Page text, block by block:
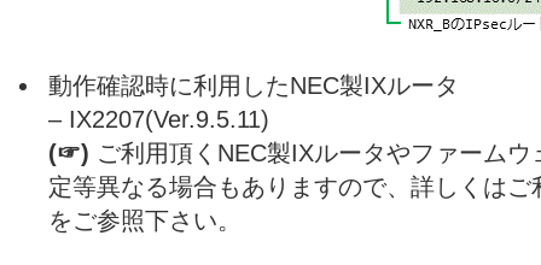
動作確認時に利用したNEC製IXルータ
– IX2207(Ver.9.5.11)
(☞) ご利用頂くNEC製IXルータやファーム
定等異なる場合もありますので、詳しくは
をご参照下さい。